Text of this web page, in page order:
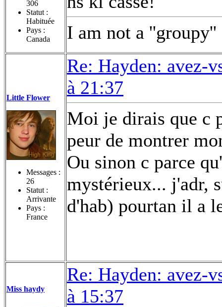
306
Statut :
Habituée
Pays :
Canada
I am not a
Little Flower
Messages :
26
Statut :
Arrivante
Pays :
France
Re: Hayden: avez-
à 21:37
Moi je dirais que c
peur de montrer
Ou sinon c parce
mystérieux... j'adr,
d'hab) pourtan il a
Miss haydy
Re: Hayden: avez-
à 15:37